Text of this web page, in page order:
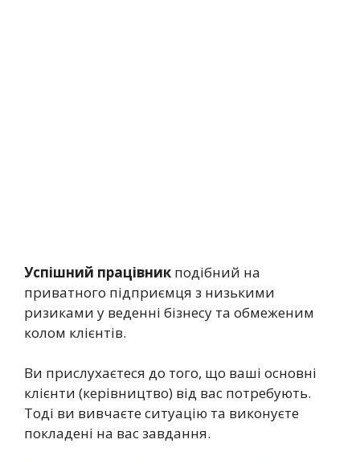
Успішний працівник подібний на
приватного підприємця з низькими
ризиками у веденні бізнесу та обмеженим
колом клієнтів.
Ви прислухаєтеся до того, що ваші основні
клієнти (керівництво) від вас потребують.
Тоді ви вивчаєте ситуацію та виконуєте
покладені на вас завдання.